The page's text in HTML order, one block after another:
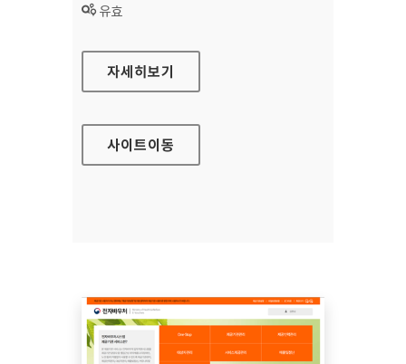
상태 :
유효
유료방송미환급액 정보조회
자세히보기
사이트이동